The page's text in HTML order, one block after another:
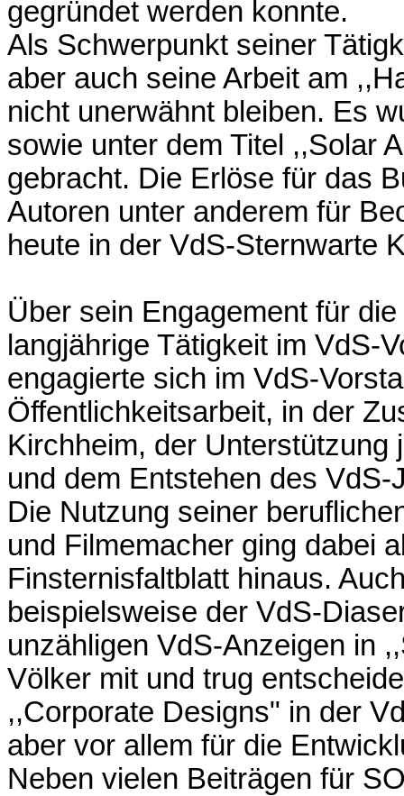
gegründet werden konnte.
Als Schwerpunkt seiner
aber auch seine Arbeit am
nicht unerwähnt bleiben. Es
sowie unter dem Titel ,,Solar
gebracht. Die Erlöse für das
Autoren unter anderem für
heute in der VdS-Sternwarte
Über sein Engagement für
langjährige Tätigkeit im VdS-
engagierte sich im VdS-
Öffentlichkeitsarbeit, in der
Kirchheim, der Unterstützung
und dem Entstehen des VdS-
Die Nutzung seiner
und Filmemacher ging dabei
Finsternisfaltblatt hinaus.
beispielsweise der VdS-
unzähligen VdS-Anzeigen in
Völker mit und trug
,,Corporate Designs" in der
aber vor allem für die
Neben vielen Beiträgen für